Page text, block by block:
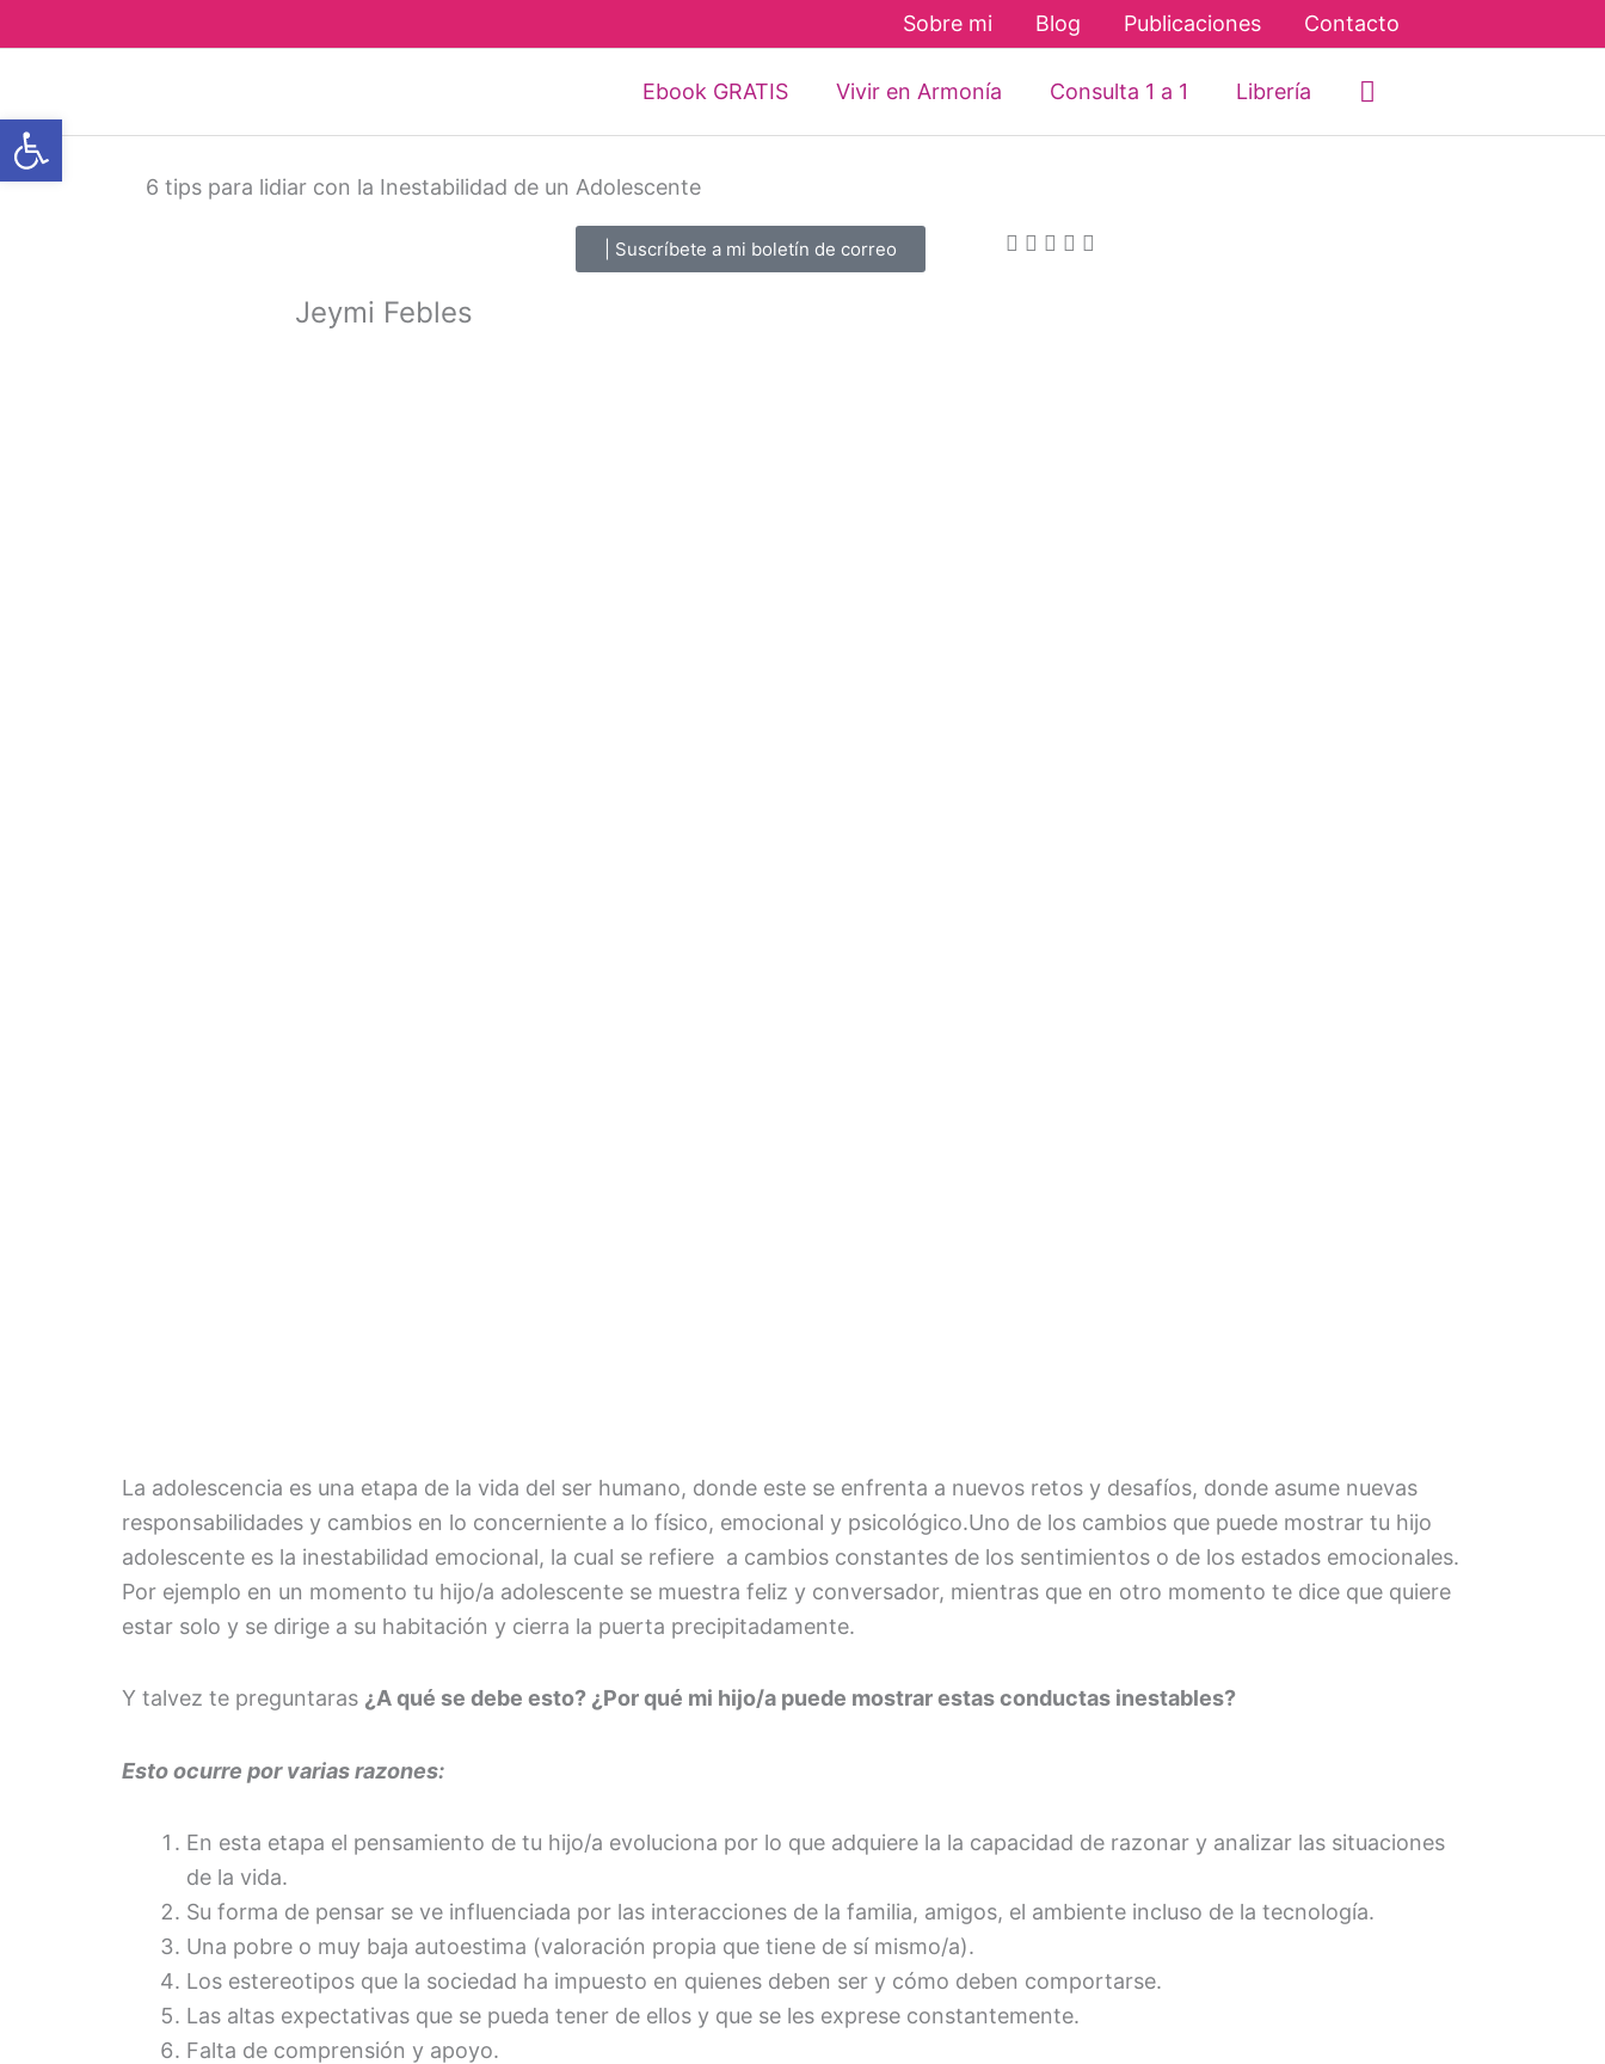
al
Sobre mi Blog Publicaciones Contacto
Ebook GRATIS Vivir en Armonía Consulta 1 a 1 Librería Buscar
6 tips para lidiar con la Inestabilidad de un Adolescente
Jeymi Febles
| Suscríbete a mi boletín de correo
La adolescencia es una etapa de la vida del ser humano, donde este se enfrenta a nuevos retos y desafíos, donde asume nuevas
responsabilidades y cambios en lo concerniente a lo físico, emocional y psicológico.Uno de los cambios que puede mostrar tu hijo
adolescente es la inestabilidad emocional, la cual se refiere a cambios constantes de los sentimientos o de los estados emocionales.
Por ejemplo en un momento tu hijo/a adolescente se muestra feliz y conversador, mientras que en otro momento te dice que quiere
estar solo y se dirige a su habitación y cierra la puerta precipitadamente.
Y talvez te preguntaras ¿A qué se debe esto? ¿Por qué mi hijo/a puede mostrar estas conductas inestables?
Esto ocurre por varias razones:
En esta etapa el pensamiento de tu hijo/a evoluciona por lo que adquiere la la capacidad de razonar y analizar las situaciones
de la vida.
Su forma de pensar se ve influenciada por las interacciones de la familia, amigos, el ambiente incluso de la tecnología.
Una pobre o muy baja autoestima (valoración propia que tiene de sí mismo/a).
Los estereotipos que la sociedad ha impuesto en quienes deben ser y cómo deben comportarse.
Las altas expectativas que se pueda tener de ellos y que se les exprese constantemente.
Falta de comprensión y apoyo.
Abrir barra de herramientas